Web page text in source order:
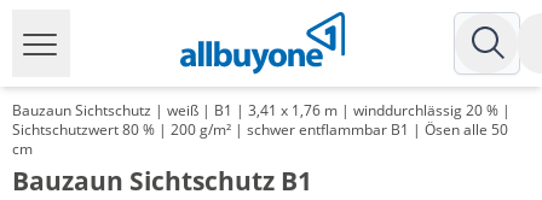
Bauzaun Sichtschutz | weiß | B1 | 3,41 x 1,76 m | winddurchlässig 20 % |
Sichtschutzwert 80 % | 200 g/m² | schwer entflammbar B1 | Ösen alle 50
cm
Bauzaun Sichtschutz B1